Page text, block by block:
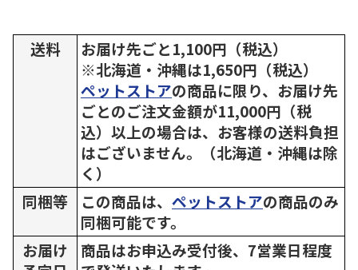
送料
お届け先ごと1,100円（税込）
※北海道・沖縄は1,650円（税込）
ペットストアの商品に限り、お届け先
ごとのご注文金額が11,000円（税
込）以上の場合は、お客様の送料負担
はございません。（北海道・沖縄は除
く）
同梱等
この商品は、 ペットストアの商品のみ
同梱可能です。
お届け
商品はお申込み受付後、7営業日程度